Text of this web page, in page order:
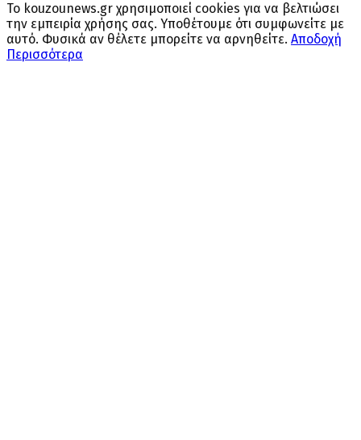
Το kouzounews.gr χρησιμοποιεί cookies για να βελτιώσει
την εμπειρία χρήσης σας. Υποθέτουμε ότι συμφωνείτε με
αυτό. Φυσικά αν θέλετε μπορείτε να αρνηθείτε. Αποδοχή
Περισσότερα